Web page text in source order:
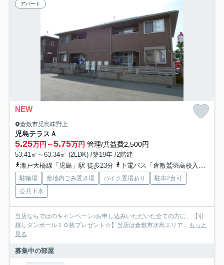
アパート
NEW
倉敷市児島味野上
児島テラスＡ
5.25万円～5.75万円 管理/共益費2,500円
53.41㎡～63.34㎡ (2LDK) /築19年 /2階建
瀬戸大橋線「児島」駅 徒歩23分
下電バス「倉敷鷲羽高校入口」バス停下車 徒歩2分
駐輪場 敷地内ごみ置き場 バイク置場あり
駐車2台可
公共下水
当店ならではのキャンペーン♪お申し込みいただいた全ての方に、【引
越しダンボール１０枚プレゼント☆】当店は倉敷市水島エリア... もっと
見る
募集中の部屋